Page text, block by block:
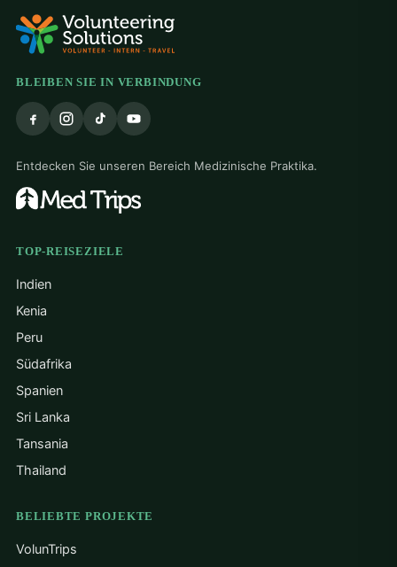
BLEIBEN SIE IN VERBINDUNG
Entdecken Sie unseren Bereich Medizinische Praktika.
TOP-REISEZIELE
Indien
Kenia
Peru
Südafrika
Spanien
Sri Lanka
Tansania
Thailand
BELIEBTE PROJEKTE
VolunTrips